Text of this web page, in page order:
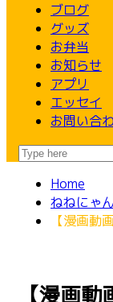
ブログ
グッズ
お弁当
お知らせ
アプリ
エッセイ
お問い合
Home
ねねにゃ
【漫画動
【漫画